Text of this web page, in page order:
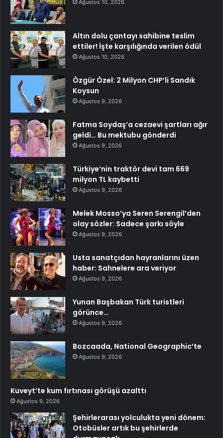
Ağustos 10, 2026
Altın dolu çantayı sahibine teslim
ettiler! İşte karşılığında verilen ödül
Ağustos 10, 2026
Özgür Özel: 2 Milyon CHP’li Sandık
Koysun
Ağustos 9, 2026
Fatma Soydaş’a cezaevi şartları ağır
geldi… Bu mektubu gönderdi
Ağustos 9, 2026
Türkiye’nin traktör devi tam 669
milyon TL kaybetti
Ağustos 9, 2026
Melek Mosso’ya Seren Serengil’den
olay sözler: Sadece şarkı söyle
Ağustos 9, 2026
Usta sanatçıdan hayranlarını üzen
haber: Sahnelere ara veriyor
Ağustos 9, 2026
Yunan Başbakan Türk turistleri
görünce…
Ağustos 9, 2026
Bozcaada, National Geographic’te
Ağustos 9, 2026
Kuveyt’te kum fırtınası görüşü azalttı
Ağustos 9, 2026
Şehirlerarası yolculukta yeni dönem:
Otobüsler artık bu şehirlerde